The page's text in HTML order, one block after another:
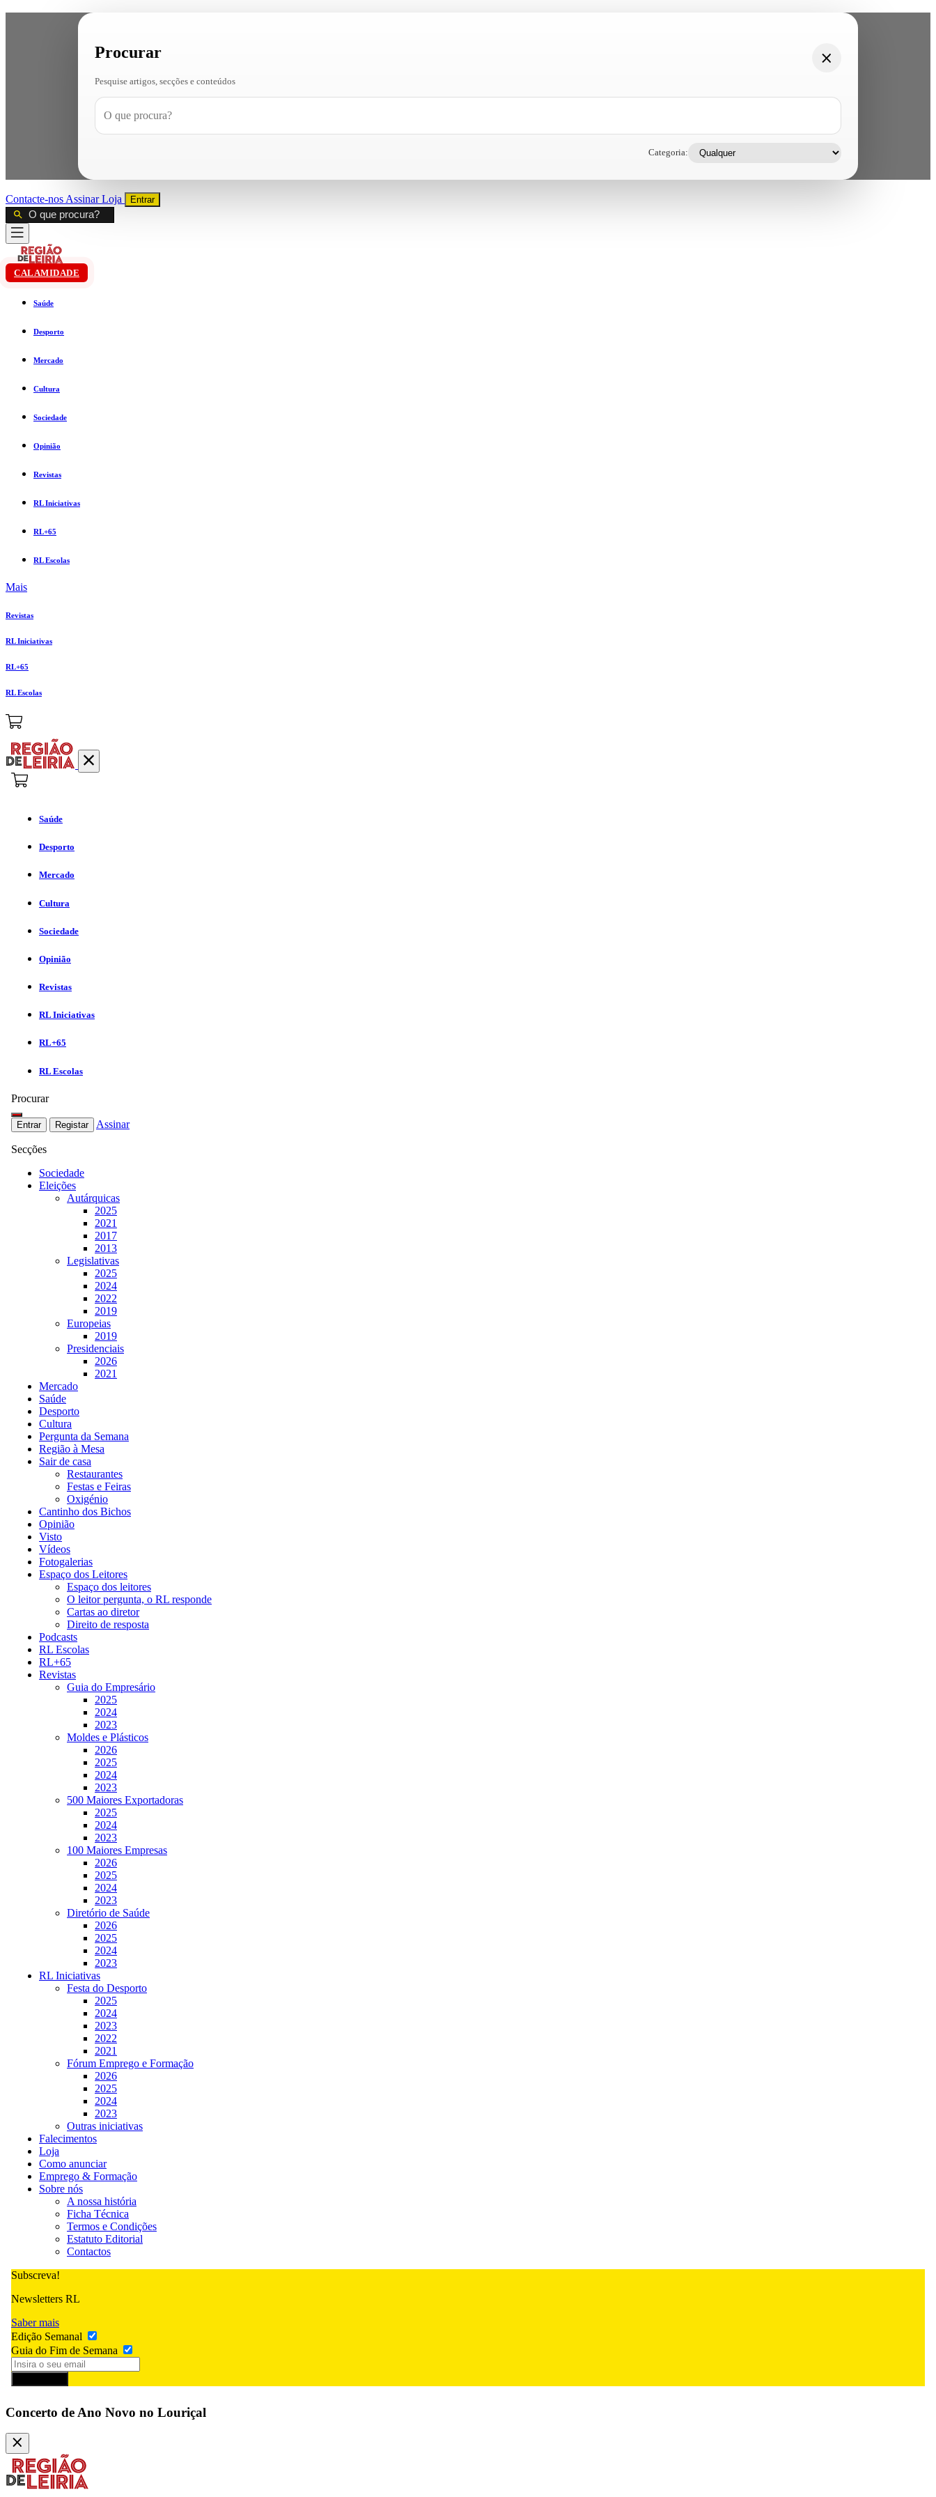
Procurar
Pesquise artigos, secções e conteúdos
Categoria:
Contacte-nos AssinarLoja Entrar
CALAMIDADE
Saúde
Desporto
Mercado
Cultura
Sociedade
Opinião
Revistas
RL Iniciativas
RL+65
RL Escolas
Mais
Revistas
RL Iniciativas
RL+65
RL Escolas
Saúde
Desporto
Mercado
Cultura
Sociedade
Opinião
Revistas
RL Iniciativas
RL+65
RL Escolas
Procurar
Entrar Registar Assinar
Secções
Sociedade
Eleições
Autárquicas
2025
2021
2017
2013
Legislativas
2025
2024
2022
2019
Europeias
2019
Presidenciais
2026
2021
Mercado
Saúde
Desporto
Cultura
Pergunta da Semana
Região à Mesa
Sair de casa
Restaurantes
Festas e Feiras
Oxigénio
Cantinho dos Bichos
Opinião
Visto
Vídeos
Fotogalerias
Espaço dos Leitores
Espaço dos leitores
O leitor pergunta, o RL responde
Cartas ao diretor
Direito de resposta
Podcasts
RL Escolas
RL+65
Revistas
Guia do Empresário
2025
2024
2023
Moldes e Plásticos
2026
2025
2024
2023
500 Maiores Exportadoras
2025
2024
2023
100 Maiores Empresas
2026
2025
2024
2023
Diretório de Saúde
2026
2025
2024
2023
RL Iniciativas
Festa do Desporto
2025
2024
2023
2022
2021
Fórum Emprego e Formação
2026
2025
2024
2023
Outras iniciativas
Falecimentos
Loja
Como anunciar
Emprego & Formação
Sobre nós
A nossa história
Ficha Técnica
Termos e Condições
Estatuto Editorial
Contactos
Subscreva!
Newsletters RL
Saber mais
Edição Semanal
Guia do Fim de Semana
Concerto de Ano Novo no Louriçal